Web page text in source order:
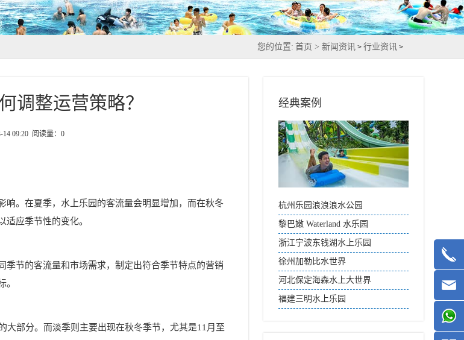
您的位置: 首页 >新闻资讯 >行业资讯 >
调整运营策略？
09:20 阅读量： 0
响。在夏季，水上乐园的客流量会明显增加，而在秋冬
应季节性的变化。
节的客流量和市场需求，制定出符合季节特点的营销
。
大部分。而淡季则主要出现在秋冬季节，尤其是11月至
经典案例
杭州乐园浪浪浪水公园
黎巴嫩 Waterland 水乐园
浙江宁波东钱湖水上乐园
徐州加勒比水世界
河北保定海森水上大世界
福建三明水上乐园